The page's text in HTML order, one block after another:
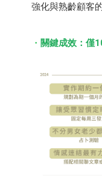
強化與熟齡顧客的
關鍵成效：僅